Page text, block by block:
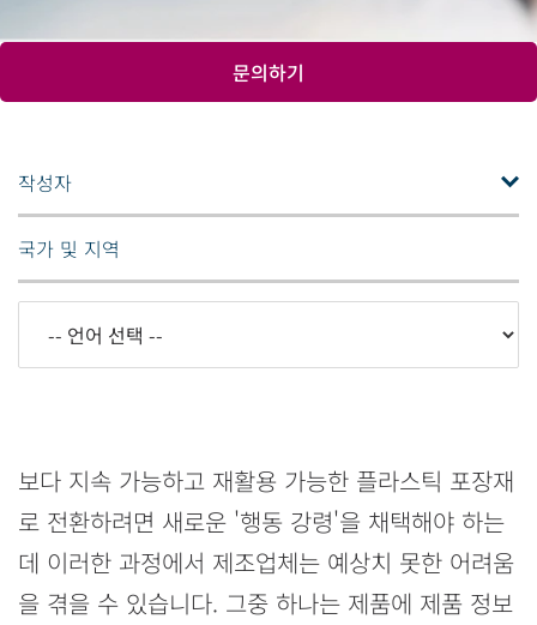
문의하기
보다 지속 가능하고 재활용 가능한 플라스틱 포장재
로 전환하려면 새로운 '행동 강령'을 채택해야 하는
데 이러한 과정에서 제조업체는 예상치 못한 어려움
을 겪을 수 있습니다. 그중 하나는 제품에 제품 정보
작성자
국가 및 지역